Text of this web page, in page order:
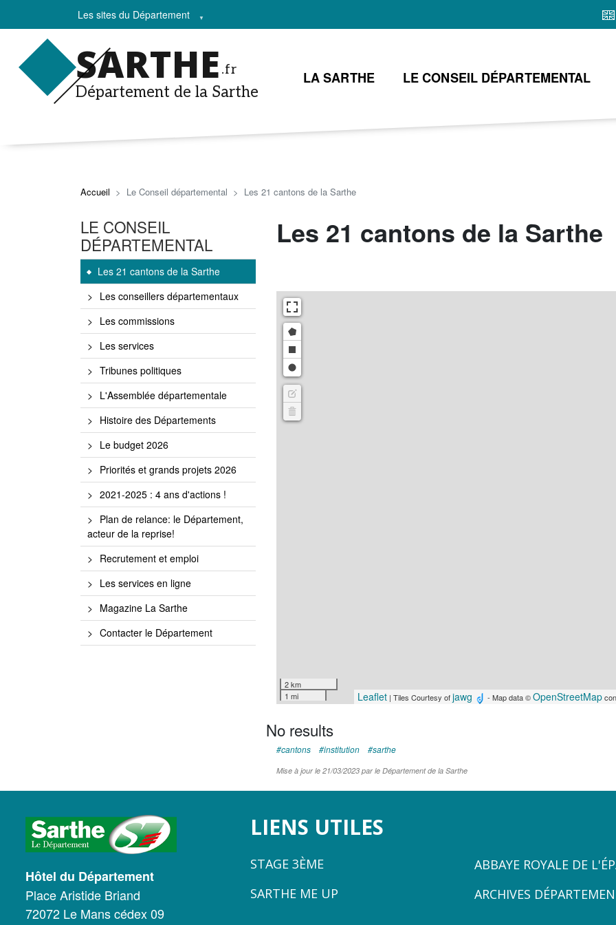
Les sites du Département
SARTHE .fr
Département de la Sarthe
LA SARTHE LE CONSEIL DÉPARTEMENTAL
Accueil Le Conseil départemental Les 21 cantons de la Sarthe
Les 21 cantons de la Sarthe
Draw a polygon to filter on
Draw a rectangle to filter on
Draw a circle to filter on
Edit area filter.
Delete area filter.
2 km
1 mi
Leaflet| Tiles Courtesy ofjawg - Map data ©OpenStreetMap
No results
cantons institution sarthe
Mise à jour le 21/03/2023 par le Département de la Sarthe
LE CONSEIL
DÉPARTEMENTAL
Les 21 cantons de la Sarthe
Les conseillers départementaux
Les commissions
Les services
Tribunes politiques
L'Assemblée départementale
Histoire des Départements
Le budget 2026
Priorités et grands projets 2026
2021-2025 : 4 ans d'actions !
Plan de relance: le Département,
acteur de la reprise!
Recrutement et emploi
Les services en ligne
Magazine La Sarthe
Contacter le Département
LOGO
DU
CONSEIL
DÉPARTEMENTAL
Hôtel du Département
Place Aristide Briand
72072 Le Mans cédex 09
LIENS UTILES
STAGE 3ÈME
SARTHE ME UP
ZONE
3
ABBAYE ROYALE DE
ARCHIVES